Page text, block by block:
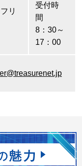
リ
受付時
間
8：30～
17：00